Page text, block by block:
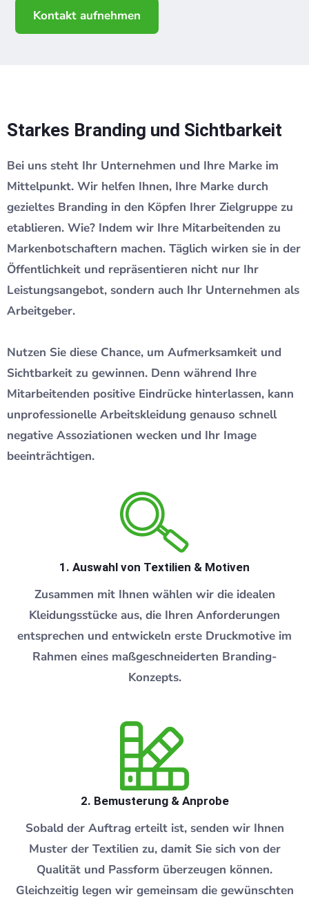
Kontakt aufnehmen
Starkes Branding und Sichtbarkeit
Bei uns steht Ihr Unternehmen und Ihre Marke im
Mittelpunkt. Wir helfen Ihnen, Ihre Marke durch
gezieltes Branding in den Köpfen Ihrer Zielgruppe zu
etablieren. Wie? Indem wir Ihre Mitarbeitenden zu
Markenbotschaftern machen. Täglich wirken sie in der
Öffentlichkeit und repräsentieren nicht nur Ihr
Leistungsangebot, sondern auch Ihr Unternehmen als
Arbeitgeber.
Nutzen Sie diese Chance, um Aufmerksamkeit und
Sichtbarkeit zu gewinnen. Denn während Ihre
Mitarbeitenden positive Eindrücke hinterlassen, kann
unprofessionelle Arbeitskleidung genauso schnell
negative Assoziationen wecken und Ihr Image
beeinträchtigen.
1. Auswahl von Textilien & Motiven
Zusammen mit Ihnen wählen wir die idealen
Kleidungsstücke aus, die Ihren Anforderungen
entsprechen und entwickeln erste Druckmotive im
Rahmen eines maßgeschneiderten Branding-
Konzepts.
2. Bemusterung & Anprobe
Sobald der Auftrag erteilt ist, senden wir Ihnen
Muster der Textilien zu, damit Sie sich von der
Qualität und Passform überzeugen können.
Gleichzeitig legen wir gemeinsam die gewünschten